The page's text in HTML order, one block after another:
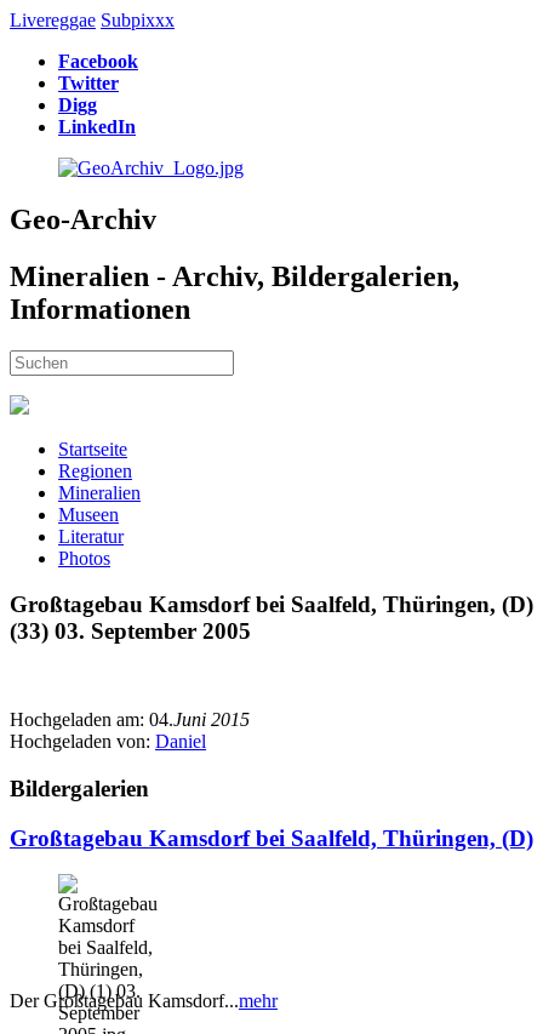
Livereggae Subpixxx
Facebook
Twitter
Digg
LinkedIn
Geo-Archiv
Mineralien - Archiv, Bildergalerien,
Informationen
Startseite
Regionen
Mineralien
Museen
Literatur
Photos
Großtagebau Kamsdorf bei Saalfeld, Thüringen, (D)
(33) 03. September 2005
Hochgeladen am: 04.Juni 2015
Hochgeladen von: Daniel
Bildergalerien
Großtagebau Kamsdorf bei Saalfeld, Thüringen, (D)
Der Großtagebau Kamsdorf...mehr